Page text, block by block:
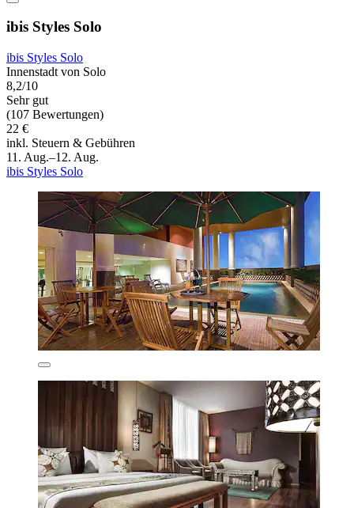
ibis Styles Solo
ibis Styles Solo
Innenstadt von Solo
8,2/10
Sehr gut
(107 Bewertungen)
22 €
inkl. Steuern & Gebühren
11. Aug.–12. Aug.
ibis Styles Solo